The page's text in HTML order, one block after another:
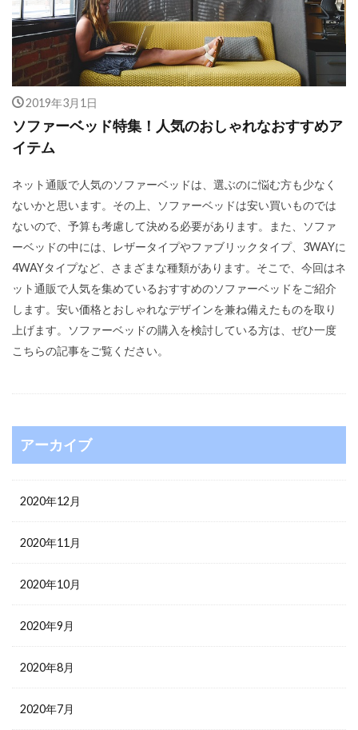
2019年3月1日
ソファーベッド特集！人気のおしゃれなおすすめア
イテム
ネット通販で人気のソファーベッドは、選ぶのに悩む方も少なく
ないかと思います。その上、ソファーベッドは安い買いものでは
ないので、予算も考慮して決める必要があります。また、ソファ
ーベッドの中には、レザータイプやファブリックタイプ、3WAYに
4WAYタイプなど、さまざまな種類があります。そこで、今回はネ
ット通販で人気を集めているおすすめのソファーベッドをご紹介
します。安い価格とおしゃれなデザインを兼ね備えたものを取り
上げます。ソファーベッドの購入を検討している方は、ぜひ一度
こちらの記事をご覧ください。
アーカイブ
2020年12月
2020年11月
2020年10月
2020年9月
2020年8月
2020年7月